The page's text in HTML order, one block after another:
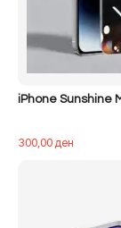
iPhone Sunshine
300,00ден